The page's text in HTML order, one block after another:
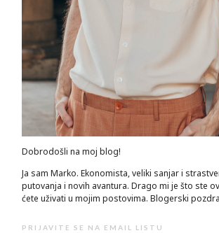
Dobrodošli na moj blog!
Ja sam Marko. Ekonomista, veliki sanjar i
putovanja i novih avantura. Drago mi je što ste
ćete uživati u mojim postovima. Blogerski
PRIJAVITE SE NA EMAIL LISTU